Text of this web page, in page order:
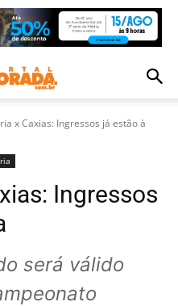
x Caxias: Ingressos já estão à
Ingressos
será válido